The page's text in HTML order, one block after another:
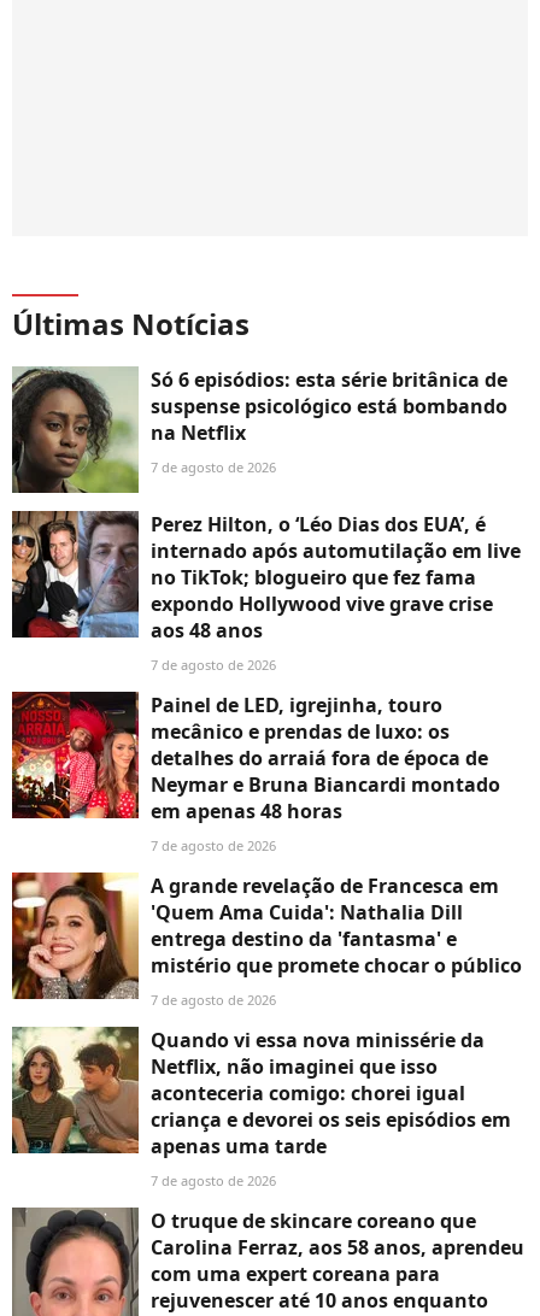
Últimas Notícias
Só 6 episódios: esta série britânica de
suspense psicológico está bombando
na Netflix
7 de agosto de 2026
Perez Hilton, o ‘Léo Dias dos EUA’, é
internado após automutilação em live
no TikTok; blogueiro que fez fama
expondo Hollywood vive grave crise
aos 48 anos
7 de agosto de 2026
Painel de LED, igrejinha, touro
mecânico e prendas de luxo: os
detalhes do arraiá fora de época de
Neymar e Bruna Biancardi montado
em apenas 48 horas
7 de agosto de 2026
A grande revelação de Francesca em
'Quem Ama Cuida': Nathalia Dill
entrega destino da 'fantasma' e
mistério que promete chocar o público
7 de agosto de 2026
Quando vi essa nova minissérie da
Netflix, não imaginei que isso
aconteceria comigo: chorei igual
criança e devorei os seis episódios em
apenas uma tarde
7 de agosto de 2026
O truque de skincare coreano que
Carolina Ferraz, aos 58 anos, aprendeu
com uma expert coreana para
rejuvenescer até 10 anos enquanto